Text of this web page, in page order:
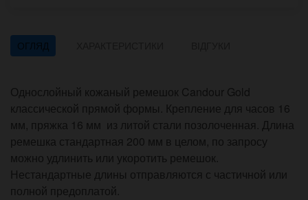
ОГЛЯД
Однослойный кожаный ремешок Candour Gold
классической прямой формы. Крепление для часов 16
мм, пряжка 16 мм из литой стали позолоченная. Длина
ремешка стандартная 200 мм в целом, по запросу
можно удлинить или укоротить ремешок.
Нестандартные длины отправляются с частичной или
полной предоплатой.